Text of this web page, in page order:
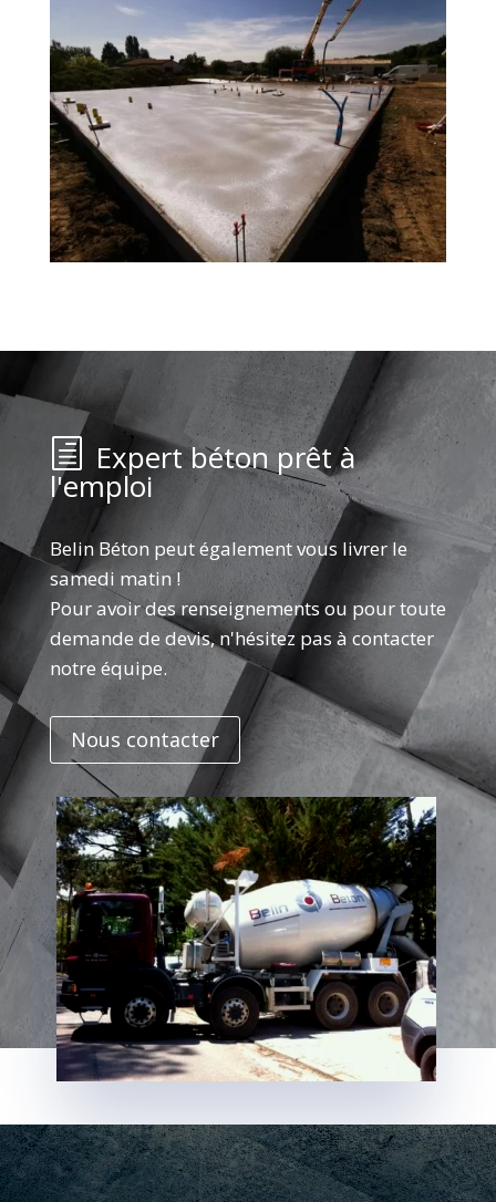
Expert béton prêt à
l'emploi
Belin Béton peut également vous livrer le
samedi matin !
Pour avoir des renseignements ou pour toute
demande de devis, n'hésitez pas à contacter
notre équipe.
Nous contacter